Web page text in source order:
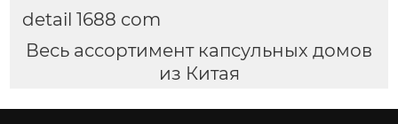
detail 1688 com
Весь ассортимент капсульных домов
из Китая